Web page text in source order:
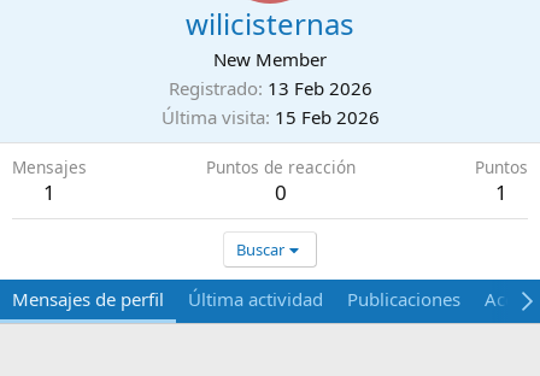
wilicisternas
New Member
Registrado 13 Feb 2026
Última visita 15 Feb 2026
Mensajes
1
Puntos de reacción
0
Puntos
1
Buscar
Mensajes de perfil Última actividad Publicaciones Acerca